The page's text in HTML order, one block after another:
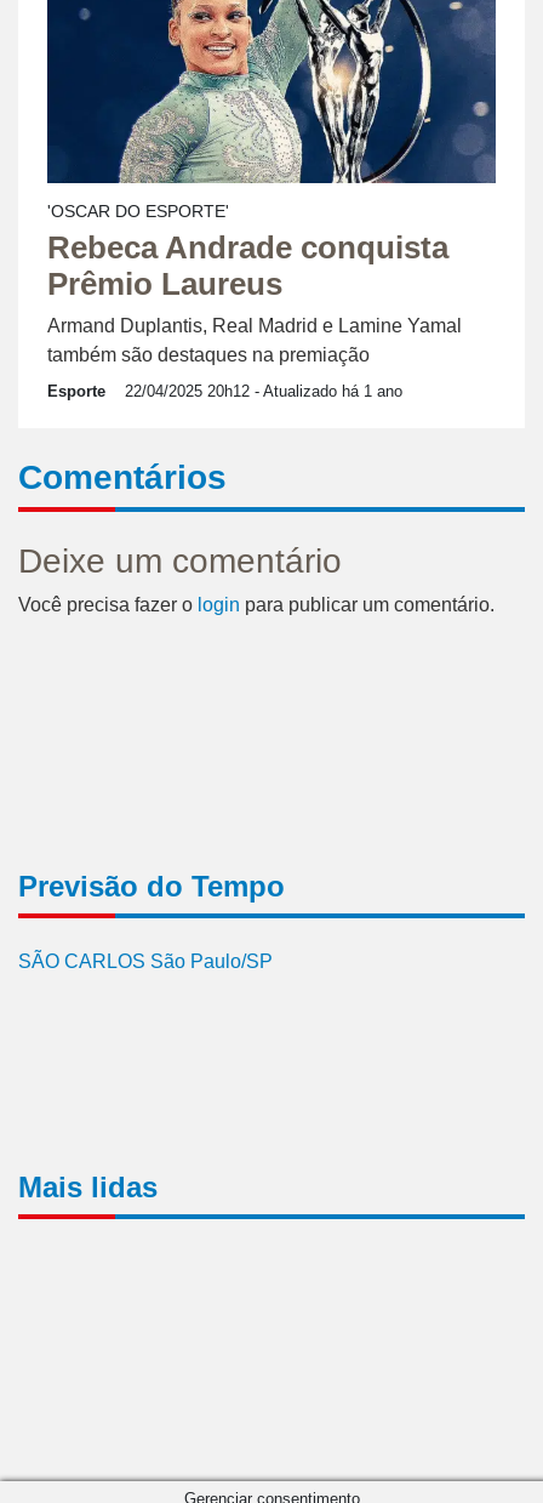
'OSCAR DO ESPORTE'
Rebeca Andrade conquista
Prêmio Laureus
Armand Duplantis, Real Madrid e Lamine Yamal
também são destaques na premiação
Esporte 22/04/2025 20h12 - Atualizado há 1 ano
Comentários
Deixe um comentário
Você precisa fazer o login para publicar um comentário.
Previsão do Tempo
SÃO CARLOS São Paulo/SP
Mais lidas
Gerenciar consentimento